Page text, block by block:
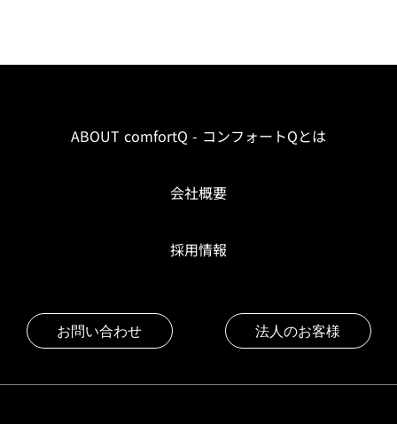
ABOUT comfortQ - コンフォートQとは
会社概要
採用情報
お問い合わせ 法人のお客様